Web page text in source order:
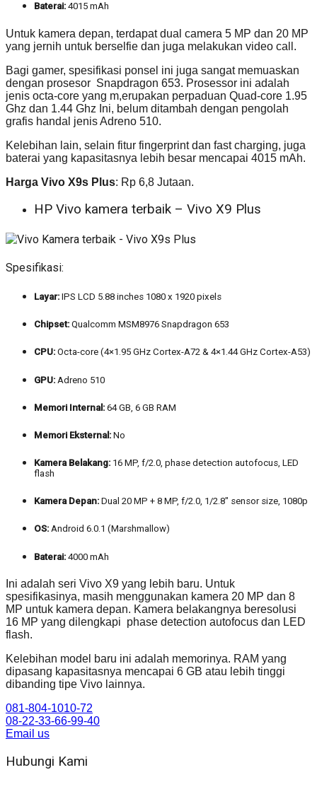
Baterai: 4015 mAh
Untuk kamera depan, terdapat dual camera 5 MP dan 20 MP
yang jernih untuk berselfie dan juga melakukan video call.
Bagi gamer, spesifikasi ponsel ini juga sangat memuaskan
dengan prosesor Snapdragon 653. Prosessor ini adalah
jenis octa-core yang m,erupakan perpaduan Quad-core 1.95
Ghz dan 1.44 Ghz Ini, belum ditambah dengan pengolah
grafis handal jenis Adreno 510.
Kelebihan lain, selain fitur fingerprint dan fast charging, juga
baterai yang kapasitasnya lebih besar mencapai 4015 mAh.
Harga Vivo X9s Plus: Rp 6,8 Jutaan.
HP Vivo kamera terbaik – Vivo X9 Plus
Spesifikasi:
Layar: IPS LCD 5.88 inches 1080 x 1920 pixels
Chipset: Qualcomm MSM8976 Snapdragon 653
CPU: Octa-core (4×1.95 GHz Cortex-A72 & 4×1.44 GHz Cortex-A53)
GPU: Adreno 510
Memori Internal: 64 GB, 6 GB RAM
Memori Eksternal: No
Kamera Belakang: 16 MP, f/2.0, phase detection autofocus, LED
flash
Kamera Depan: Dual 20 MP + 8 MP, f/2.0, 1/2.8″ sensor size, 1080p
OS: Android 6.0.1 (Marshmallow)
Baterai: 4000 mAh
Ini adalah seri Vivo X9 yang lebih baru. Untuk
spesifikasinya, masih menggunakan kamera 20 MP dan 8
MP untuk kamera depan. Kamera belakangnya beresolusi
16 MP yang dilengkapi phase detection autofocus dan LED
flash.
Kelebihan model baru ini adalah memorinya. RAM yang
dipasang kapasitasnya mencapai 6 GB atau lebih tinggi
dibanding tipe Vivo lainnya.
081-804-1010-72
08-22-33-66-99-40
Email us
Hubungi Kami